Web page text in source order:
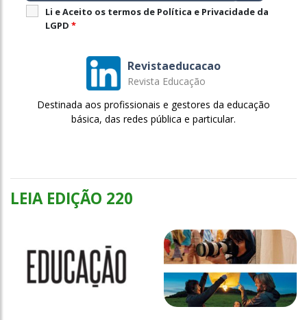
Li e Aceito os termos de Política e Privacidade da
LGPD *
Revistaeducacao
Revista Educação
Destinada aos profissionais e gestores da educação
básica, das redes pública e particular.
LEIA EDIÇÃO 220